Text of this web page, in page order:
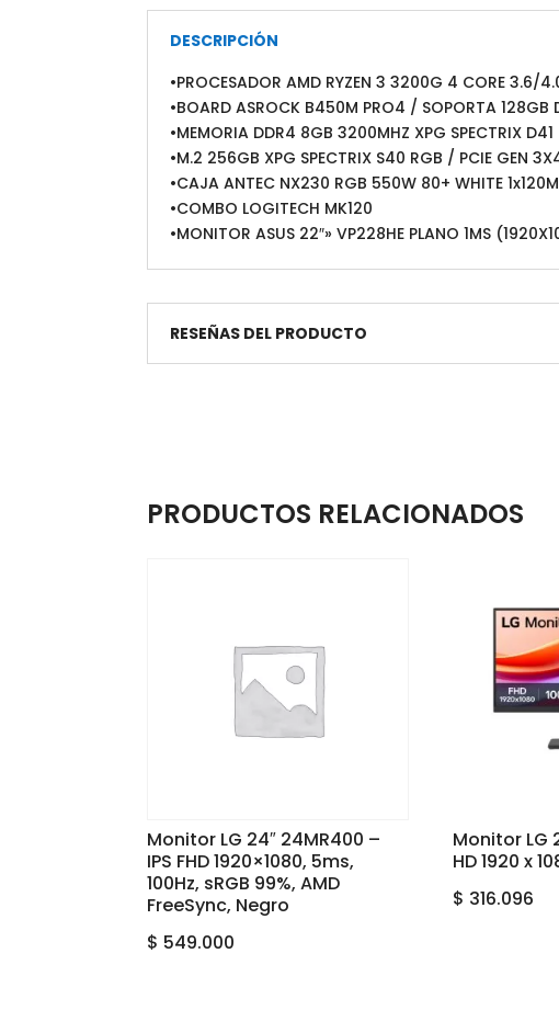
DESCRIPCIÓN
•PROCESADOR AMD RYZEN 3 3200G 4 CORE 3.6/
•BOARD ASROCK B450M PRO4 / SOPORTA 128GB
•MEMORIA DDR4 8GB 3200MHZ XPG SPECTRIX D41
•M.2 256GB XPG SPECTRIX S40 RGB / PCIE GEN
•CAJA ANTEC NX230 RGB 550W 80+ WHITE
•COMBO LOGITECH MK120
•MONITOR ASUS 22″» VP228HE PLANO 1MS
RESEÑAS DEL PRODUCTO
PRODUCTOS RELACIONADOS
Monitor LG 24″ 24MR400 –
IPS FHD 1920×1080, 5ms,
100Hz, sRGB 99%, AMD
FreeSync, Negro
$ 549.000
Monitor LG
HD 1920 x
$ 316.096